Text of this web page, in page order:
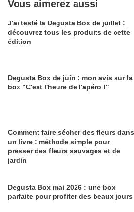
Vous aimerez aussi
J'ai testé la Degusta Box de juillet :
découvrez tous les produits de cette
édition
Degusta Box de juin : mon avis sur la
box "C'est l'heure de l'apéro !"
Comment faire sécher des fleurs dans
un livre : méthode simple pour
presser des fleurs sauvages et de
jardin
Degusta Box mai 2026 : une box
parfaite pour profiter des beaux jours